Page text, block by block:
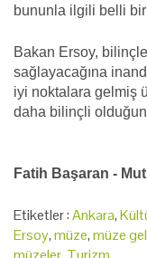
bununla ilgili belli bir
Bakan Ersoy,
sağlayacağına
iyi noktalara gelmiş
daha bilinçli
Fatih Başaran -
Etiketler :Ankara,
Ersoy,müze,müze